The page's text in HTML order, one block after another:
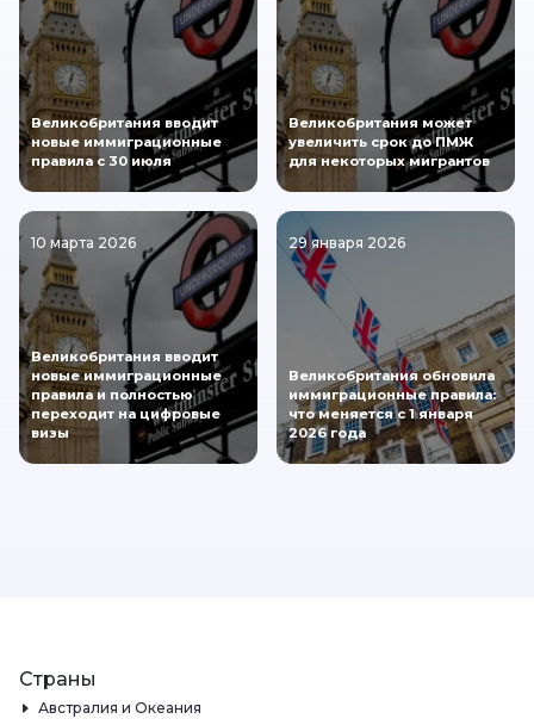
Великобритания вводит
новые иммиграционные
правила с 30 июля
Великобритания может
увеличить срок до ПМЖ
для некоторых мигрантов
10 марта 2026
Великобритания вводит
новые иммиграционные
правила и полностью
переходит на цифровые
визы
29 января 2026
Великобритания обновила
иммиграционные правила:
что меняется с 1 января
2026 года
Страны
Австралия и Океания